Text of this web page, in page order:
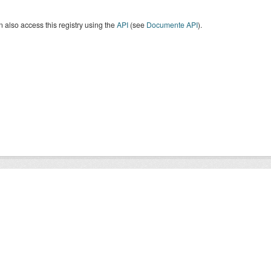
also access this registry using theAPI(see Documente API).